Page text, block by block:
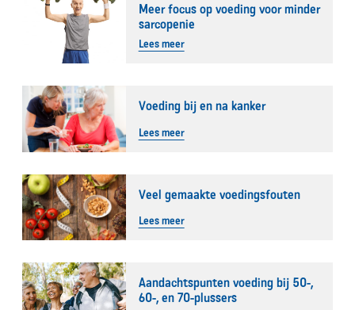
Meer focus op voeding voor minder
sarcopenie
Lees meer
Voeding bij en na kanker
Lees meer
Veel gemaakte voedingsfouten
Lees meer
Aandachtspunten voeding bij 50-,
60-, en 70-plussers